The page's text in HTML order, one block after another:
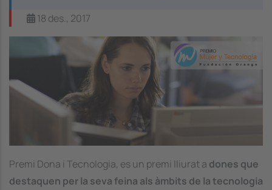
18 des., 2017
Premi Dona i Tecnologia, es un premi lliurat a dones que
destaquen per la seva feina als àmbits de la tecnologia